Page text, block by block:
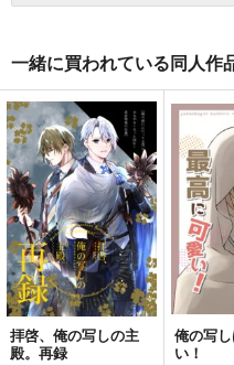
一緒に買われている同人作
拝啓、俺の写しの主
殿。再録
俺の写
い！